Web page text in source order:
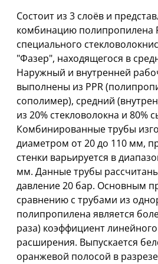
Состоит из 3 слоёв и
комбинацию полипропилена
специального
"Фазер", находящегося в
Наружный и внутренней
выполнены из РРR
сополимер), средний
из 20% стекловолокна и 80%
Комбинированные трубы
диаметром от 20 до 110 мм,
стенки варьируется в
мм. Данные трубы
давление 20 бар. Основным
сравнению с трубами из
полипропилена является
раза) коэффициент
расширения. Выпускается
оранжевой полосой в